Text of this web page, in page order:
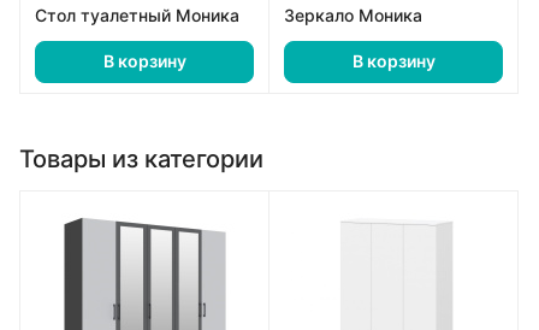
Стол туалетный Моника
В корзину
Зеркало Моника
В корзину
Товары из категории